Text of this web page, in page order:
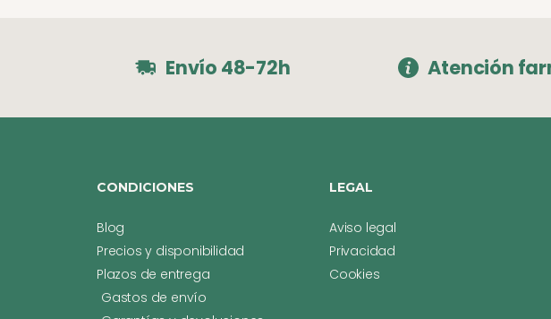
Envío 48-72h Atención
CONDICIONES
Blog
Precios y disponibilidad
Plazos de entrega
Gastos de envío
LEGAL
Aviso legal
Privacidad
Cookies